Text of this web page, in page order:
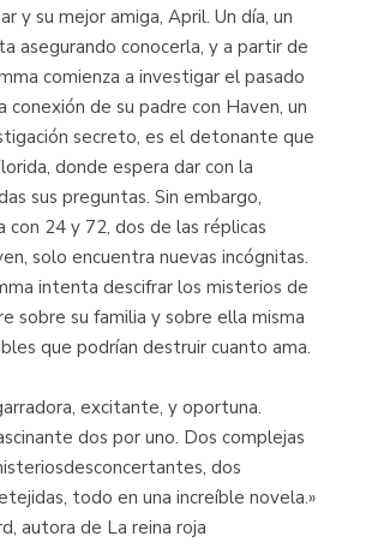
y su mejor amiga, April. Un día, un
asegurando conocerla, y a partir de
comienza a investigar el pasado
conexión de su padre con Haven, un
secreto, es el detonante que
donde espera dar con la
sus preguntas. Sin embargo,
con 24 y 72, dos de las réplicas
solo encuentra nuevas incógnitas.
intenta descifrar los misterios de
sobre su familia y sobre ella misma
que podrían destruir cuanto ama.
excitante, y oportuna.
dos por uno. Dos complejas
dos
todo en una increíble novela.»
autora de La reina roja